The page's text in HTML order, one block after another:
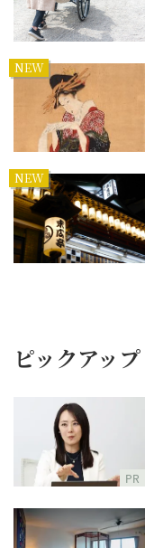
NEW
NEW
ピックアップ
PR